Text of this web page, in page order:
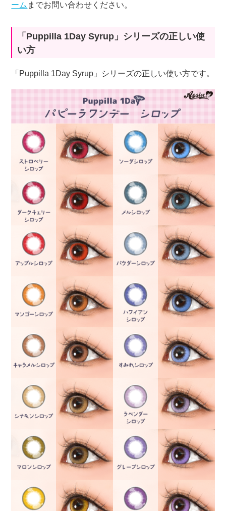
ーム までお問い合わせください。
「Puppilla 1Day Syrup」シリーズの正しい使
い方
「Puppilla 1Day Syrup」シリーズの正しい使い方です。